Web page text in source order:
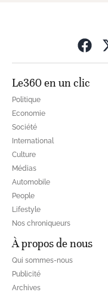
Le360 en un clic
Politique
Economie
Société
International
Culture
Médias
Automobile
People
Lifestyle
Nos chroniqueurs
À propos de nous
Qui sommes-nous
Publicité
Archives